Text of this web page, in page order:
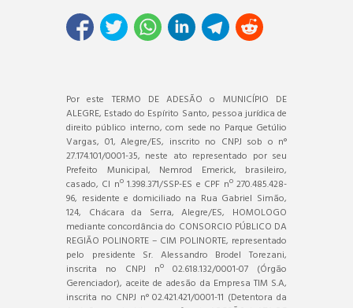
Por este TERMO DE ADESÃO o MUNICÍPIO DE
ALEGRE, Estado do Espírito Santo, pessoa jurídica de
direito público interno, com sede no Parque Getúlio
Vargas, 01, Alegre/ES, inscrito no CNPJ sob o n°
27.174.101/0001-35, neste ato representado por seu
Prefeito Municipal, Nemrod Emerick, brasileiro,
casado, CI nº 1.398.371/SSP-ES e CPF nº 270.485.428-
96, residente e domiciliado na Rua Gabriel Simão,
124, Chácara da Serra, Alegre/ES, HOMOLOGO
mediante concordância do CONSORCIO PÚBLICO DA
REGIÃO POLINORTE – CIM POLINORTE, representado
pelo presidente Sr. Alessandro Brodel Torezani,
inscrita no CNPJ nº 02.618.132/0001-07 (Órgão
Gerenciador), aceite de adesão da Empresa TIM S.A,
inscrita no CNPJ n° 02.421.421/0001-11 (Detentora da